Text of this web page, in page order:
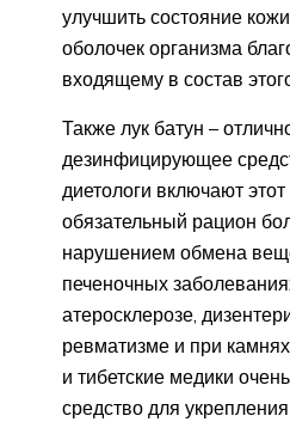
улучшить состояние
оболочек организма
входящему в состав
Также лук батун –
дезинфицирующее
диетологи включают
обязательный рацион
нарушением обмена
печеночных
атеросклерозе,
ревматизме и при
и тибетские медики
средство для